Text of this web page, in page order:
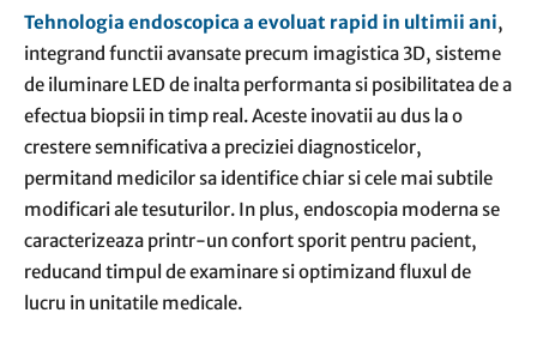
Tehnologia endoscopica a evoluat rapid in ultimii ani,
integrand functii avansate precum imagistica 3D, sisteme
de iluminare LED de inalta performanta si posibilitatea de a
efectua biopsii in timp real. Aceste inovatii au dus la o
crestere semnificativa a preciziei diagnosticelor,
permitand medicilor sa identifice chiar si cele mai subtile
modificari ale tesuturilor. In plus, endoscopia moderna se
caracterizeaza printr-un confort sporit pentru pacient,
reducand timpul de examinare si optimizand fluxul de
lucru in unitatile medicale.